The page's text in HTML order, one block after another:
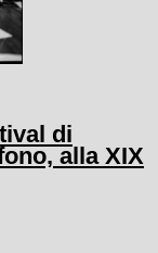
di
alla XIX